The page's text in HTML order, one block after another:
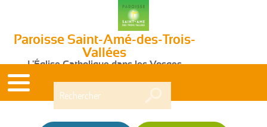
Paroisse Saint-Amé-des-Trois-
Vallées
L'Église Catholique dans les Vosges